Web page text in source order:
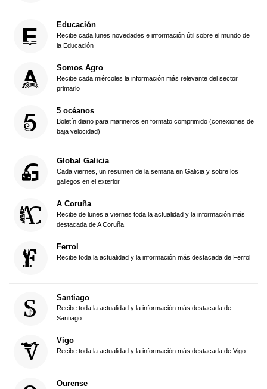
Educación
Recibe cada lunes novedades e información útil sobre el mundo de
la Educación
Somos Agro
Recibe cada miércoles la información más relevante del sector
primario
5 océanos
Boletín diario para marineros en formato comprimido (conexiones de
baja velocidad)
Global Galicia
Cada viernes, un resumen de la semana en Galicia y sobre los
gallegos en el exterior
A Coruña
Recibe de lunes a viernes toda la actualidad y la información más
destacada de A Coruña
Ferrol
Recibe toda la actualidad y la información más destacada de Ferrol
Santiago
Recibe toda la actualidad y la información más destacada de
Santiago
Vigo
Recibe toda la actualidad y la información más destacada de Vigo
Ourense